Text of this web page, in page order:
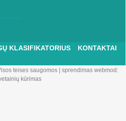
KLASIFIKATORIUS
KONTAKTAI
teises saugomos| sprendimas webmod:
kūrimas